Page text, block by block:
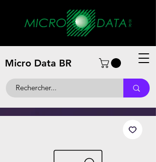
Micro Data BR